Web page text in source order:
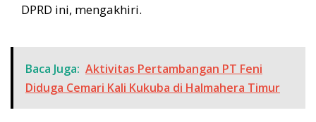
DPRD ini, mengakhiri.
Baca Juga: Aktivitas Pertambangan PT Feni
Diduga Cemari Kali Kukuba di Halmahera Timur